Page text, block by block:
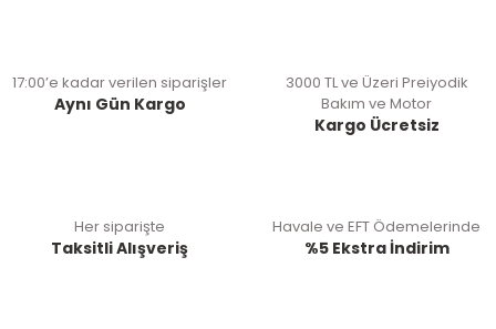
17:00’e kadar verilen siparişler
Aynı Gün Kargo
3000 TL ve Üzeri Preiyodik
Bakım ve Motor
Kargo Ücretsiz
Her siparişte
Taksitli Alışveriş
Havale ve EFT Ödemelerinde
%5 Ekstra İndirim